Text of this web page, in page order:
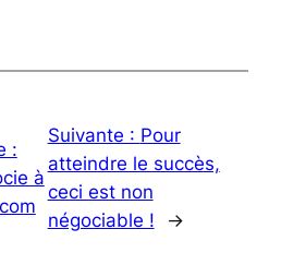
:
à
Suivante : Pour
atteindre le succès,
ceci est non
négociable !
→